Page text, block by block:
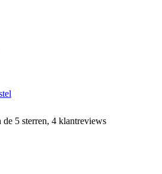
5 sterren, 4 klantreviews